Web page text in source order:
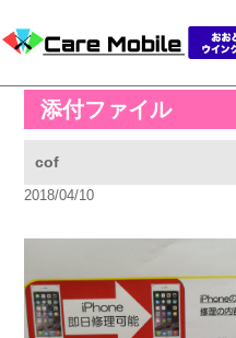
添付ファイル
cof
2018/04/10